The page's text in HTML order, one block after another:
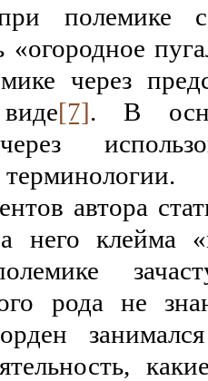
при полемике
«огородное
через
[7]. В
автора
него клейма
рода не